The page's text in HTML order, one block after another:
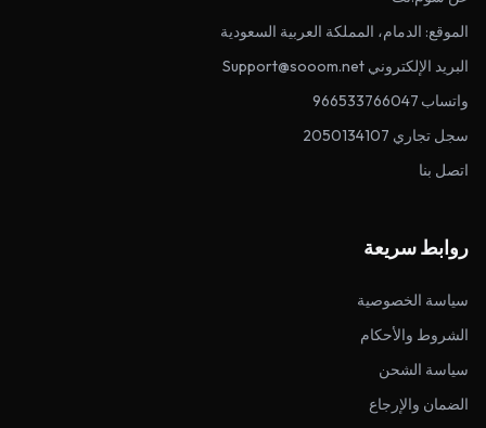
الموقع: الدمام، المملكة العربية السعودية
البريد الإلكتروني Support@sooom.net
واتساب 966533766047
سجل تجاري 2050134107
اتصل بنا
روابط سريعة
سياسة الخصوصية
الشروط والأحكام
سياسة الشحن
الضمان والإرجاع